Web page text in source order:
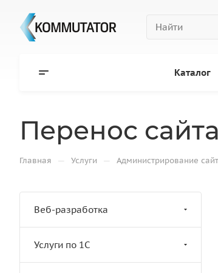
Каталог
Перенос
Главная — Услуги — Администрирование
Веб-разработка
Услуги по 1С